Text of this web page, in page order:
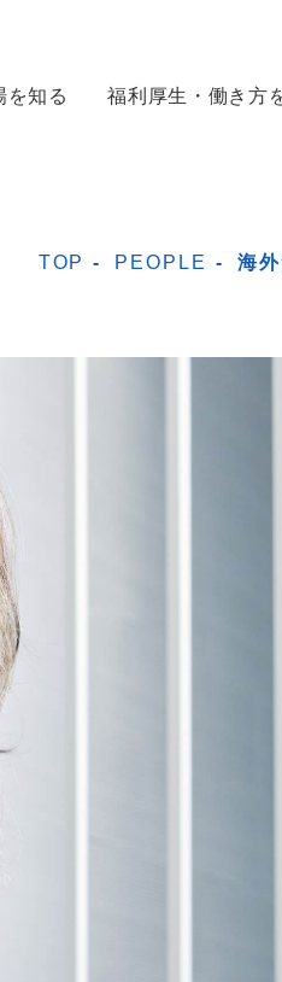
を知る 福利厚生・働き方
TOP - PEOPLE - 海